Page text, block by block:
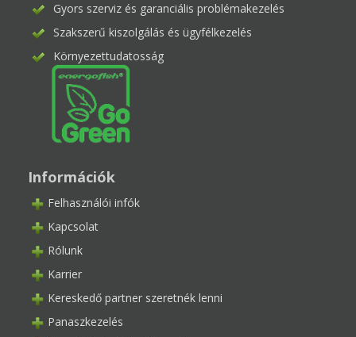
Gyors szerviz és garanciális problémakezelés
Szakszerű kiszolgálás és ügyfélkezelés
Környezettudatosság
Információk
Felhasználói infók
Kapcsolat
Rólunk
Karrier
Kereskedő partner szeretnék lenni
Panaszkezelés